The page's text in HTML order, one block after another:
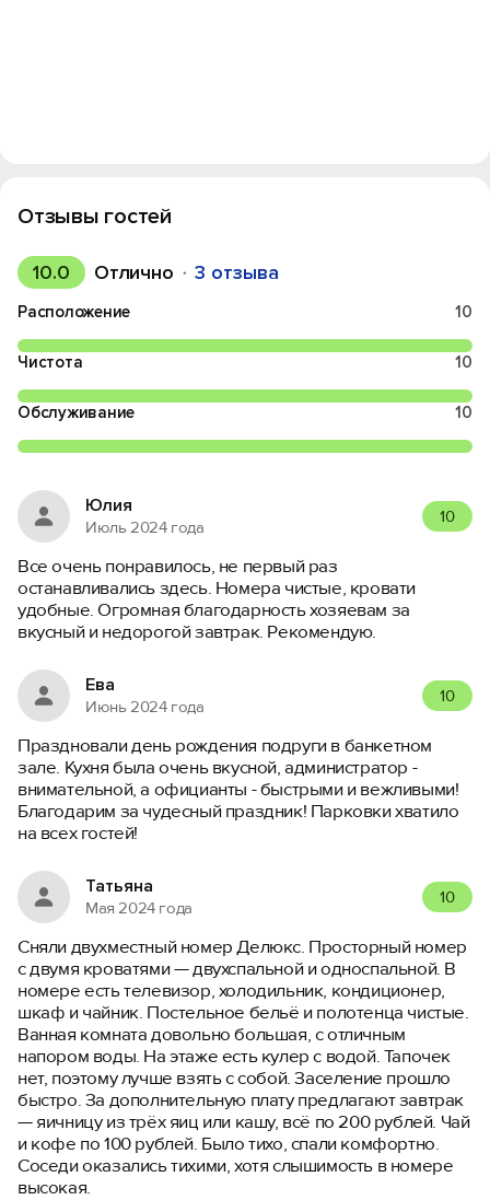
Отзывы гостей
10.0 Отлично 3 отзыва
Расположение 10
Чистота 10
Обслуживание 10
Юлия
Июль 2024 года
10
Все очень понравилось, не первый раз
останавливались здесь. Номера чистые, кровати
удобные. Огромная благодарность хозяевам за
вкусный и недорогой завтрак. Рекомендую.
Ева
Июнь 2024 года
10
Праздновали день рождения подруги в банкетном
зале. Кухня была очень вкусной, администратор -
внимательной, а официанты - быстрыми и вежливыми!
Благодарим за чудесный праздник! Парковки хватило
на всех гостей!
Татьяна
Мая 2024 года
10
Сняли двухместный номер Делюкс. Просторный номер
с двумя кроватями — двухспальной и односпальной. В
номере есть телевизор, холодильник, кондиционер,
шкаф и чайник. Постельное бельё и полотенца чистые.
Ванная комната довольно большая, с отличным
напором воды. На этаже есть кулер с водой. Тапочек
нет, поэтому лучше взять с собой. Заселение прошло
быстро. За дополнительную плату предлагают завтрак
— яичницу из трёх яиц или кашу, всё по 200 рублей. Чай
и кофе по 100 рублей. Было тихо, спали комфортно.
Соседи оказались тихими, хотя слышимость в номере
высокая.